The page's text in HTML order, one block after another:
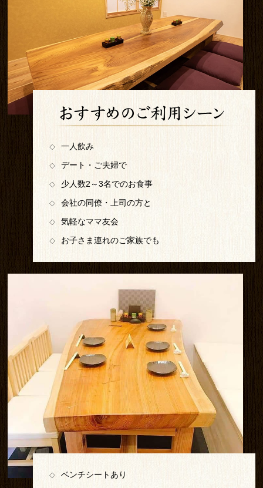
◇ 一人飲み
◇ デート・ご夫婦で
◇ 少人数2～3名でのお食事
◇ 会社の同僚・上司の方と
◇ 気軽なママ友会
◇ お子さま連れのご家族でも
◇ ベンチシートあり